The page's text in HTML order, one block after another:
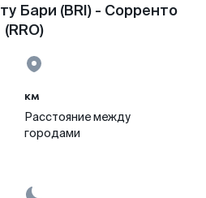
Бари (BRI) - Сорренто
(RRO)
км
Расстояние между
городами